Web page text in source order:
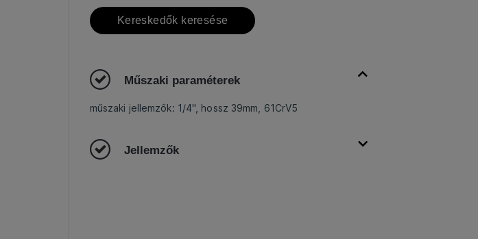
Kereskedők keresése
Műszaki paraméterek
műszaki jellemzők: 1/4", hossz 39mm, 61CrV5
Jellemzők